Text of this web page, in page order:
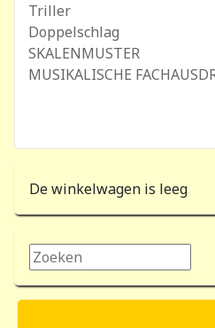
Triller
Doppelschlag
SKALENMUSTER
MUSIKALISCHE
De winkelwagen is leeg
Zoeken...